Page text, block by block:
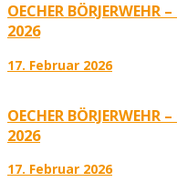
OECHER BÖRJERWEHR
026
17. Februar 2026
OECHER BÖRJERWEHR
026
17. Februar 2026